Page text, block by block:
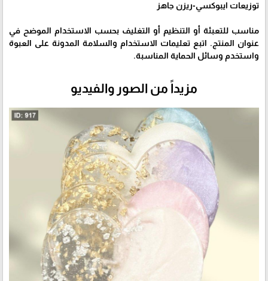
توزيعات ايبوكسي-ريزن جاهز
مناسب للتعبئة أو التنظيم أو التغليف بحسب الاستخدام الموضح في
عنوان المنتج. اتبع تعليمات الاستخدام والسلامة المدونة على العبوة
واستخدم وسائل الحماية المناسبة.
مزيداً من الصور والفيديو